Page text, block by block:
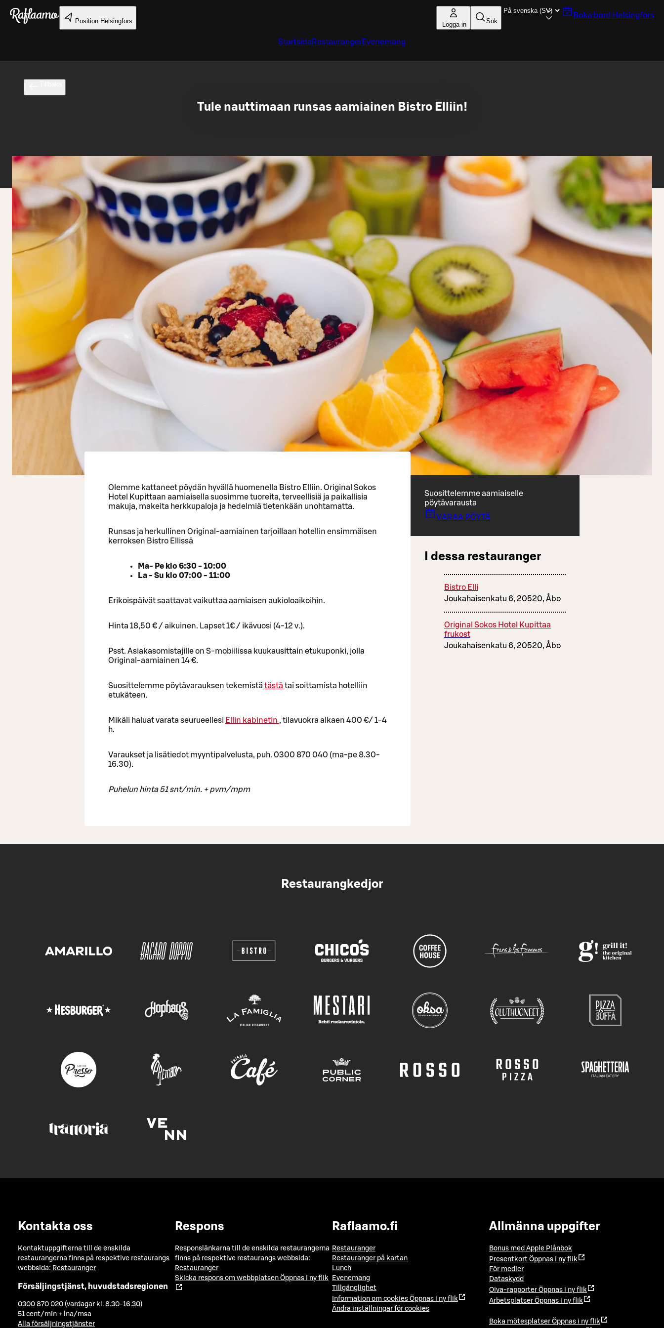
Gå till huvudinnehållet
Position Helsingfors Logga in Sök
Boka bord Helsingfors
Startsida RestaurangerEvenemang
Tule nauttimaan runsas aamiainen Bistro Elliin!
Olemme kattaneet pöydän hyvällä huomenella Bistro Elliin. Original Sokos
Hotel Kupittaan aamiaisella suosimme tuoreita, terveellisiä ja paikallisia
makuja, makeita herkkupaloja ja hedelmiä tietenkään unohtamatta.
Runsas ja herkullinen Original-aamiainen tarjoillaan hotellin ensimmäisen
kerroksen Bistro Ellissä
Ma- Pe klo 6:30 - 10:00
La - Su klo 07:00 - 11:00
Erikoispäivät saattavat vaikuttaa aamiaisen aukioloaikoihin.
Hinta 18,50 € / aikuinen. Lapset 1€ / ikävuosi (4-12 v.).
Psst. Asiakasomistajille on S-mobiilissa kuukausittain etukuponki, jolla
Original-aamiainen 14 €.
Suosittelemme pöytävarauksen tekemistä tästä tai soittamista hotelliin
etukäteen.
Mikäli haluat varata seurueellesi Ellin kabinetin , tilavuokra alkaen 400 €/ 1-4
h.
Varaukset ja lisätiedot myyntipalvelusta, puh. 0300 870 040 (ma-pe 8.30-
16.30).
Puhelun hinta 51 snt/min. + pvm/mpm
Suosittelemme aamiaiselle
pöytävarausta
VARAA PÖYTÄ
I dessa restauranger
Bistro Elli
Joukahaisenkatu 6, 20520, Åbo
Original Sokos Hotel Kupittaa
frukost
Joukahaisenkatu 6, 20520, Åbo
Restaurangkedjor
Kontakta oss
Kontaktuppgifterna till de enskilda
restaurangerna finns på respektive restaurangs
webbsida: Restauranger
Försäljingstjänst, huvudstadsregionen
0300 870 020 (vardagar kl. 8.30-16.30)
51 cent/min + lna/msa
Alla försäljningstjänster
Respons
Responslänkarna till de enskilda restaurangerna
finns på respektive restaurangs webbsida:
Restauranger
Skicka respons om webbplatsen Öppnas i ny flik
Raflaamo.fi
Restauranger
Restauranger på kartan
Lunch
Evenemang
Tillgänglighet
Information om cookies Öppnas i ny flik
Ändra inställningar för cookies
Allmänna uppgifter
Bonus med Apple Plånbok
Presentkort Öppnas i ny flik
För medier
Dataskydd
Oiva-rapporter Öppnas i ny flik
Arbetsplatser Öppnas i ny flik
Boka mötesplatser Öppnas i ny flik